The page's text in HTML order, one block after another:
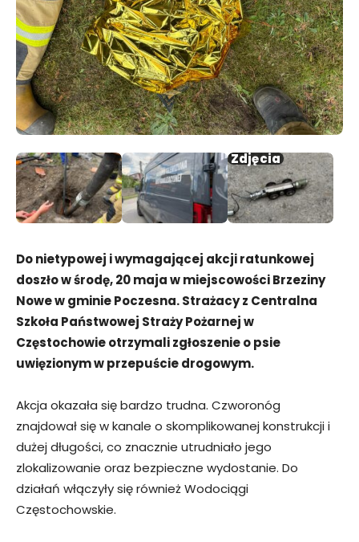
Zdjęcia
Do nietypowej i wymagającej akcji ratunkowej
doszło w środę, 20 maja w miejscowości Brzeziny
Nowe w gminie Poczesna. Strażacy z Centralna
Szkoła Państwowej Straży Pożarnej w
Częstochowie otrzymali zgłoszenie o psie
uwięzionym w przepuście drogowym.
Akcja okazała się bardzo trudna. Czworonóg
znajdował się w kanale o skomplikowanej konstrukcji i
dużej długości, co znacznie utrudniało jego
zlokalizowanie oraz bezpieczne wydostanie. Do
działań włączyły się również Wodociągi
Częstochowskie.